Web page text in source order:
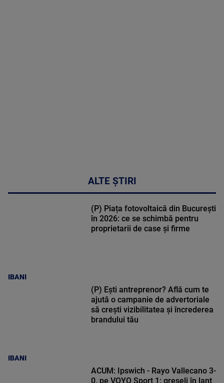
ALTE ȘTIRI
IBANI
(P) Piața fotovoltaică din București
în 2026: ce se schimbă pentru
proprietarii de case și firme
IBANI
(P) Ești antreprenor? Află cum te
ajută o campanie de advertoriale
să crești vizibilitatea și încrederea
brandului tău
ACUM: Ipswich - Rayo Vallecano 3-
0, pe VOYO Sport 1: greșeli în lanț